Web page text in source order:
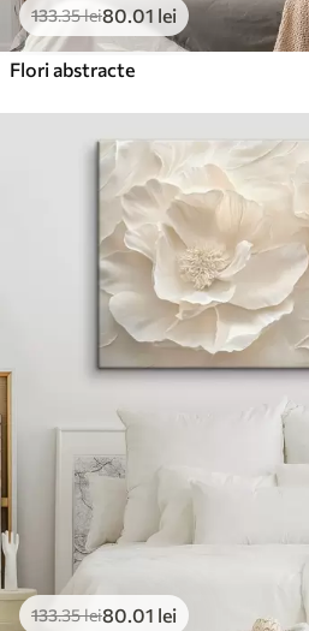
133.35lei80.01 lei
Flori abstracte
133.35lei80.01 lei